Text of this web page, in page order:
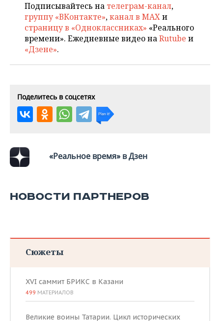
ФИГУРНОЕ КАТАНИЕ
ВОДНЫЕ ВИДЫ СПОРТА
МЕДИЦИНА
ОБРАЗОВАНИЕ
Подписывайтесь на телеграм-канал,
группу «ВКонтакте»,канал в MAXи
страницу в «Одноклассниках» «Реального
времени». Ежедневные видео наRutube и
«Дзене».
Поделитесь в соцсетях
«Реальное время» в Дзен
НОВОСТИ ПАРТНЕРОВ
Сюжеты
XVI саммит БРИКС в Казани
499 МАТЕРИАЛОВ
Великие воины Татарии. Цикл исторических